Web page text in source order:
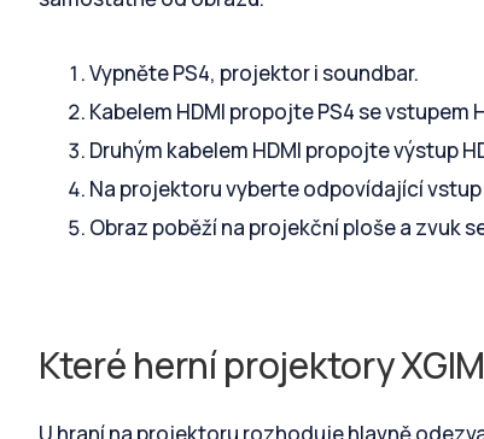
Vypněte PS4, projektor i soundbar.
Kabelem HDMI propojte PS4 se vstupem
Druhým kabelem HDMI propojte výstup
Na projektoru vyberte odpovídající vstup
Obraz poběží na projekční ploše a zvuk
Které herní projektory
U hraní na projektoru rozhoduje hlavně